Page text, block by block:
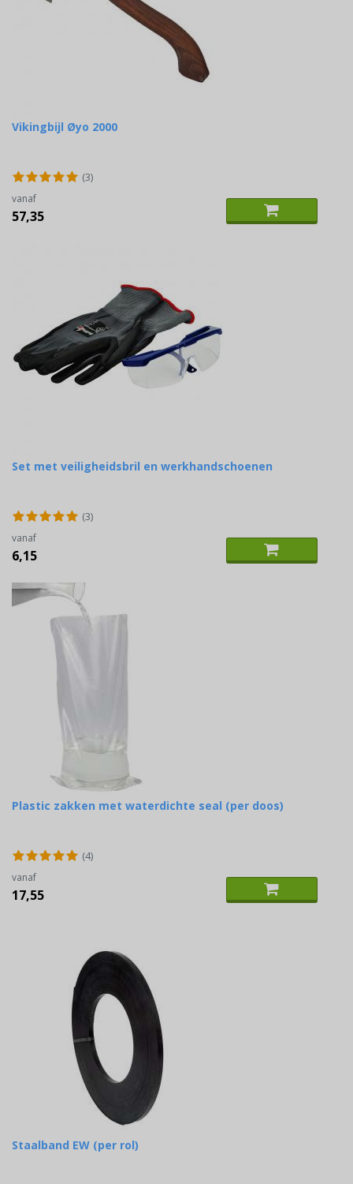
Vikingbijl Øyo 2000
(3)
vanaf
57,35
Set met veiligheidsbril en werkhandschoenen
(3)
vanaf
6,15
Plastic zakken met waterdichte seal (per doos)
(4)
vanaf
17,55
Staalband EW (per rol)